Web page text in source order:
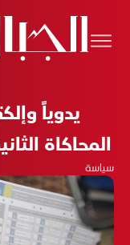
يدوياً
المحاكاة
سياسة